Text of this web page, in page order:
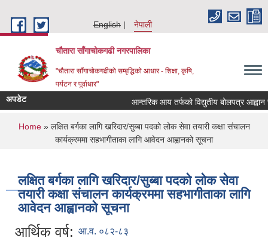
English
नेपाली
चौतारा साँगाचोकगढी नगरपालिका
"चौतारा साँगाचोकगढीको सम्बृद्धिको आधार - शिक्षा, कृषि,
पर्यटन र पूर्वाधार"
अपडेट आन्तरिक आय तर्फको विद्युतीय बोलपत्र आह्वान
You are here
Home» लक्षित बर्गका लागि खरिदार/सुब्बा पदको लोक सेवा तयारी कक्षा संचालन
कार्यक्रममा सहभागीताका लागि आवेदन आह्वानको सूचना
लक्षित बर्गका लागि खरिदार/सुब्बा पदको लोक सेवा
तयारी कक्षा संचालन कार्यक्रममा सहभागीताका लागि
आवेदन आह्वानको सूचना
आर्थिक वर्ष: आ.व. ०८२-८३